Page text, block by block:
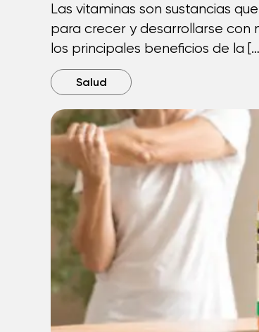
Las vitaminas son sustancias
para crecer y desarrollarse con
los principales beneficios de la
Salud